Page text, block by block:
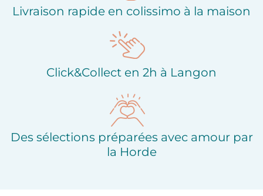
Livraison rapide en colissimo à la maison
Click&Collect en 2h à Langon
Des sélections préparées avec amour par
la Horde